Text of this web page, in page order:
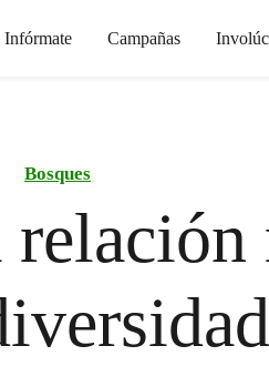
Infórmate Campañas
Bosques
relación